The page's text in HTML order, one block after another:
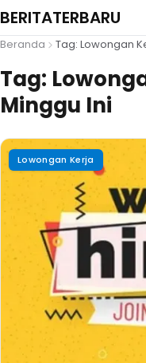
BERITATERBARU
Beranda Tag: Lowongan
Tag:
Minggu Ini
Lowongan Kerja